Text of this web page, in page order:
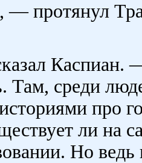
протянул
Каспиан. —
Там, среди
про
ли на
Но ведь